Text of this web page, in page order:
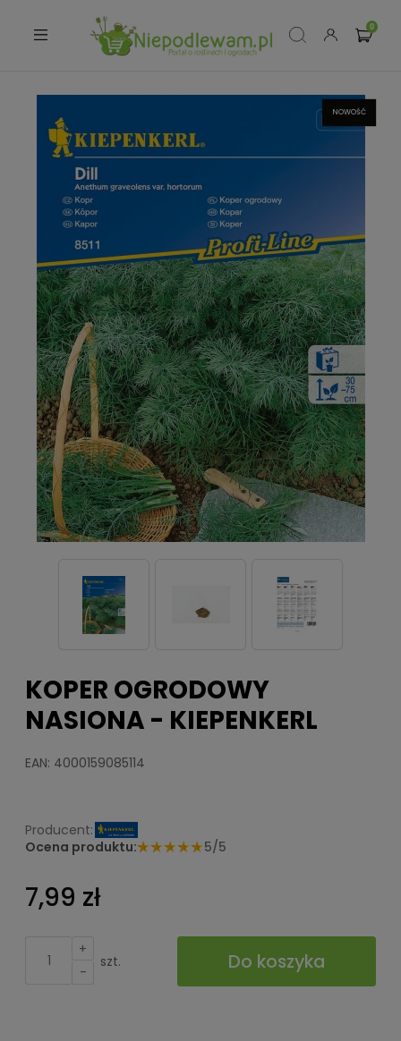
NOWOŚĆ
KOPER OGRODOWY
NASIONA - KIEPENKERL
EAN: 4000159085114
Ocena produktu: 5/5
7,99 zł
+
-
szt. Do koszyka